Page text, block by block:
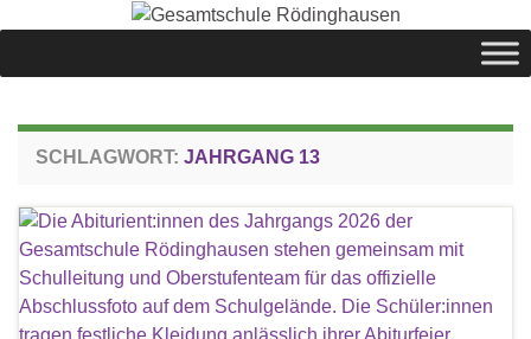
springen
SCHLAGWORT: JAHRGANG 13